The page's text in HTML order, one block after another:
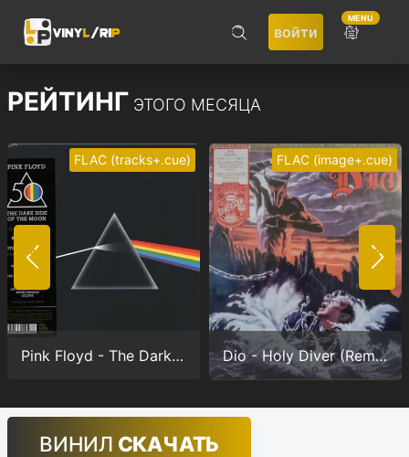
войти
Не запоминать меня
ВОЙТИ
Регистрация
MENU
ПОИСК
РЕЙТИНГ ЭТОГО МЕСЯЦА
FLAC (tracks+.cue)
Pink Floyd - The Dark Side Of The Moon (Anniversary version) (24/192.0)
FLAC (image+.cue)
Dio - Holy Diver (Remastered) (24/96.0)
ВИНИЛ СКАЧАТЬ